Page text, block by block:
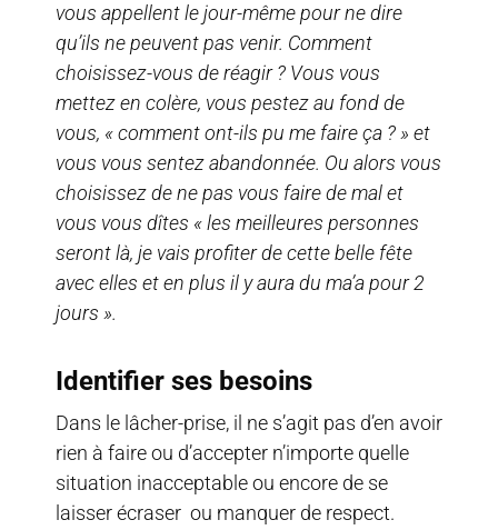
vous appellent le jour-même pour ne dire
qu’ils ne peuvent pas venir. Comment
choisissez-vous de réagir ? Vous vous
mettez en colère, vous pestez au fond de
vous, « comment ont-ils pu me faire ça ? » et
vous vous sentez abandonnée. Ou alors vous
choisissez de ne pas vous faire de mal et
vous vous dîtes « les meilleures personnes
seront là, je vais profiter de cette belle fête
avec elles et en plus il y aura du ma’a pour 2
jours ».
Identifier ses besoins
Dans le lâcher-prise, il ne s’agit pas d’en avoir
rien à faire ou d’accepter n’importe quelle
situation inacceptable ou encore de se
laisser écraser ou manquer de respect.